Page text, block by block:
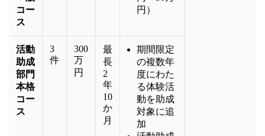
コー
ス
円）
活動
助成
部門
本格
コー
ス
3
件
300
万
円
最
長
2
年
10
か
月
期間限定
の複数年
度にわた
る体験活
動を助成
対象に追
加